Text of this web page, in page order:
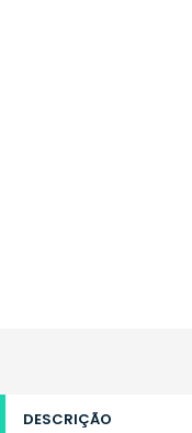
DESCRIÇÃO